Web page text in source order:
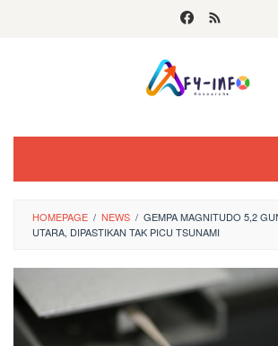
HOMEPAGE / NEWS / GEMPA MAGNITUDO 5,2
UTARA, DIPASTIKAN TAK PICU TSUNAMI